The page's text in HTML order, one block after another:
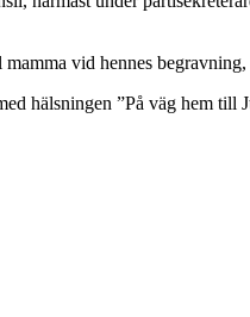
vid hennes
hälsningen ”På väg hem till